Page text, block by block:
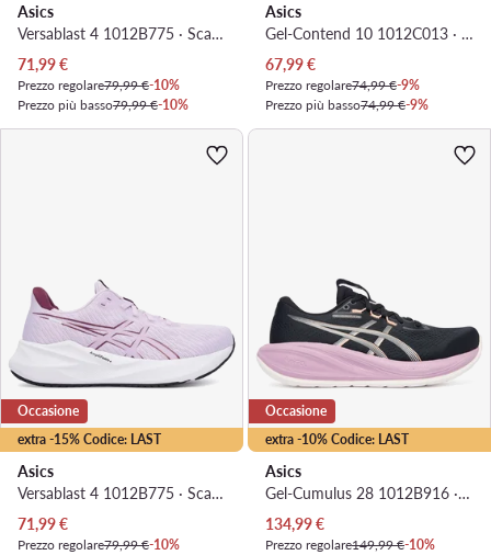
Asics
Versablast 4 1012B775 · Scarpe running
Prezzo attuale
71,99€
Prezzo regolare79,99 €-10%
Prezzo più basso79,99 €-10%
Asics
Gel-Contend 10 1012C013 · Scarpe running
Prezzo attuale
67,99€
Prezzo regolare74,99 €-9%
Prezzo più basso74,99 €-9%
extra -15% Codice: LAST
Occasione
Asics
Versablast 4 1012B775 · Scarpe running
Prezzo attuale
71,99€
Prezzo regolare79,99 €-10%
extra -10% Codice: LAST
Occasione
Asics
Gel-Cumulus 28 1012B916 · Scarpe running
Prezzo attuale
134,99€
Prezzo regolare149,99 €-10%